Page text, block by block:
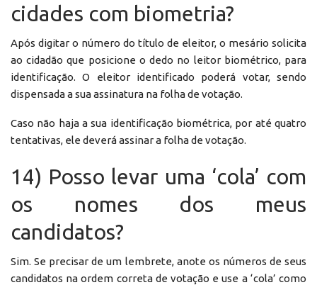
cidades com biometria?
Após digitar o número do título de eleitor, o mesário solicita
ao cidadão que posicione o dedo no leitor biométrico, para
identificação. O eleitor identificado poderá votar, sendo
dispensada a sua assinatura na folha de votação.
Caso não haja a sua identificação biométrica, por até quatro
tentativas, ele deverá assinar a folha de votação.
14) Posso levar uma ‘cola’ com
os nomes dos meus
candidatos?
Sim. Se precisar de um lembrete, anote os números de seus
candidatos na ordem correta de votação e use a ‘cola’ como